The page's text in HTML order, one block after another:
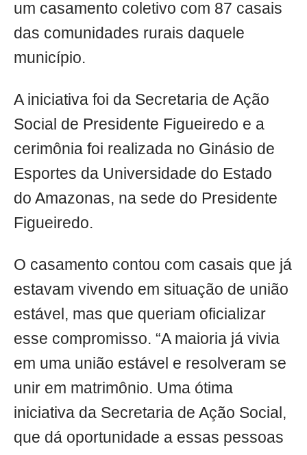
um casamento coletivo com 87 casais
das comunidades rurais daquele
município.
A iniciativa foi da Secretaria de Ação
Social de Presidente Figueiredo e a
cerimônia foi realizada no Ginásio de
Esportes da Universidade do Estado
do Amazonas, na sede do Presidente
Figueiredo.
O casamento contou com casais que já
estavam vivendo em situação de união
estável, mas que queriam oficializar
esse compromisso. “A maioria já vivia
em uma união estável e resolveram se
unir em matrimônio. Uma ótima
iniciativa da Secretaria de Ação Social,
que dá oportunidade a essas pessoas